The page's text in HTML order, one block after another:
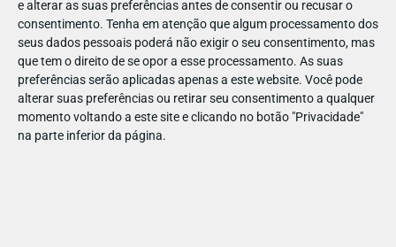
e alterar as suas preferências antes de consentir ou recusar o
consentimento. Tenha em atenção que algum processamento dos
seus dados pessoais poderá não exigir o seu consentimento, mas
que tem o direito de se opor a esse processamento. As suas
preferências serão aplicadas apenas a este website. Você pode
alterar suas preferências ou retirar seu consentimento a qualquer
momento voltando a este site e clicando no botão "Privacidade"
na parte inferior da página.
31985252365393